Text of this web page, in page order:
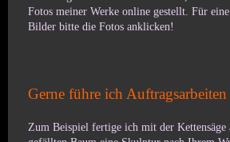
Fotos meiner Werke online gestellt. Für
Bilder bitte die Fotos anklicken!
Gerne führe ich
Zum Beispiel fertige ich mit der Kettensäge